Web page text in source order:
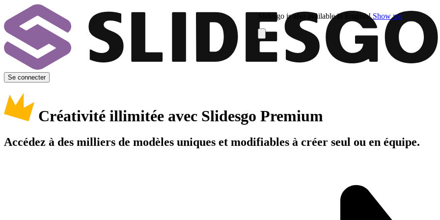
Slidesgo is also available in English! Show me
Se connecter
Créativité illimitée avec Slidesgo Premium
Accédez à des milliers de modèles uniques et modifiables à créer seul ou en équipe.